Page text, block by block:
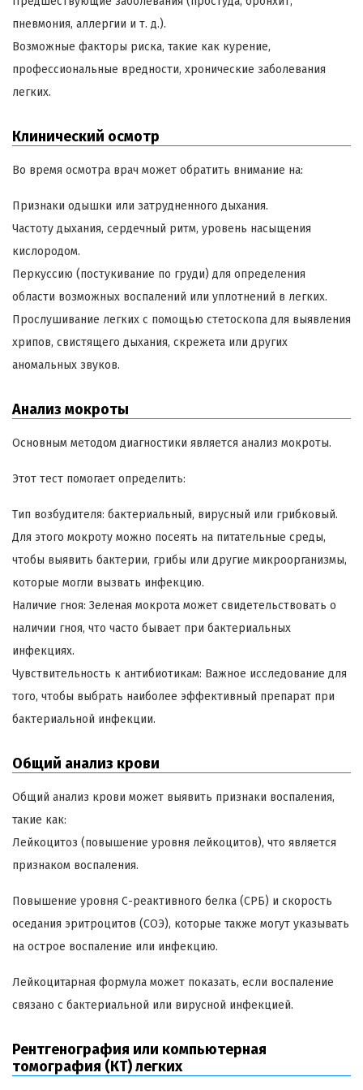
пневмония, аллергии и т. д.).
Возможные факторы риска, такие как курение,
профессиональные вредности, хронические заболевания
легких.
Клинический осмотр
Во время осмотра врач может обратить внимание на:
Признаки одышки или затрудненного дыхания.
Частоту дыхания, сердечный ритм, уровень насыщения
кислородом.
Перкуссию (постукивание по груди) для определения
области возможных воспалений или уплотнений в легких.
Прослушивание легких с помощью стетоскопа для выявления
хрипов, свистящего дыхания, скрежета или других
аномальных звуков.
Анализ мокроты
Основным методом диагностики является анализ мокроты.
Этот тест помогает определить:
Тип возбудителя: бактериальный, вирусный или грибковый.
Для этого мокроту можно посеять на питательные среды,
чтобы выявить бактерии, грибы или другие микроорганизмы,
которые могли вызвать инфекцию.
Наличие гноя: Зеленая мокрота может свидетельствовать о
наличии гноя, что часто бывает при бактериальных
инфекциях.
Чувствительность к антибиотикам: Важное исследование для
того, чтобы выбрать наиболее эффективный препарат при
бактериальной инфекции.
Общий анализ крови
Общий анализ крови может выявить признаки воспаления,
такие как:
Лейкоцитоз (повышение уровня лейкоцитов), что является
признаком воспаления.
Повышение уровня С-реактивного белка (СРБ) и скорость
оседания эритроцитов (СОЭ), которые также могут указывать
на острое воспаление или инфекцию.
Лейкоцитарная формула может показать, если воспаление
связано с бактериальной или вирусной инфекцией.
Рентгенография или компьютерная
томография (КТ) легких